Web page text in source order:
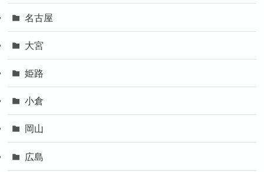
名古屋
大宮
姫路
小倉
岡山
広島